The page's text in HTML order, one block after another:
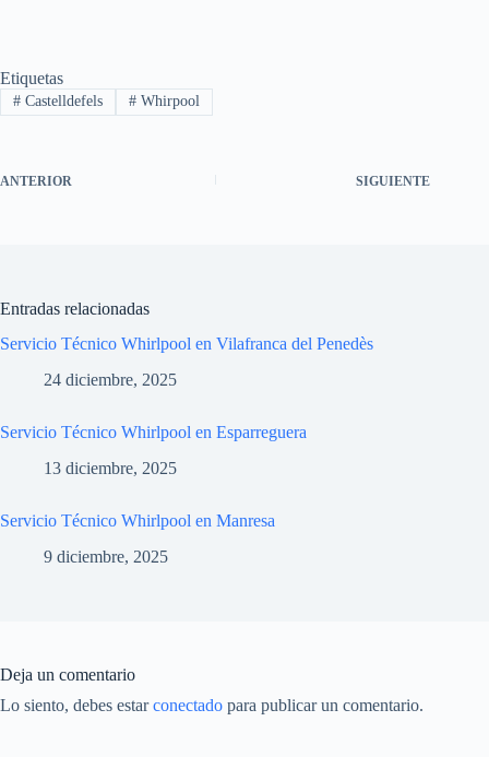
Etiquetas
#Castelldefels #Whirpool
ANTERIOR SIGUIENTE
Entradas relacionadas
Servicio Técnico Whirlpool en Vilafranca del Penedès
24 diciembre, 2025
Servicio Técnico Whirlpool en Esparreguera
13 diciembre, 2025
Servicio Técnico Whirlpool en Manresa
9 diciembre, 2025
Deja un comentario
Lo siento, debes estarconectado para publicar un comentario.